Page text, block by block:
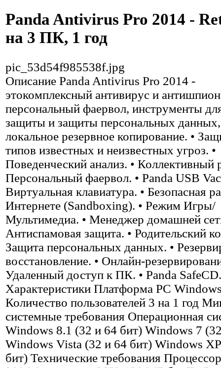
Panda Antivirus Pro 2014 -
на 3 ПК, 1 год
pic_53d54f985538f.jpg
Описание Panda Antivirus Pro 2014 -
этокомплексный антивирус и
персональный фаервол, инструменты
защиты и защиты персональных
локальное резервное копирование. •
типов известных и неизвестных угроз. •
Поведенческий анализ. • Коллективный
Персональный фаервол. • Panda USB
Виртуальная клавиатура. • Безопасная
Интернете (Sandboxing). • Режим Игры/
Мультимедиа. • Менеджер домашней
Антиспамовая защита. • Родительский
Защита персональных данных. •
восстановление. • Онлайн-
Удаленный доступ к ПК. • Panda SafeCD.
Характеристики Платформа PC
Количество пользователей 3 на 1 год
системные требования Операционная
Windows 8.1 (32 и 64 бит) Windows 7
Windows Vista (32 и 64 бит) Windows
бит) Технические требования